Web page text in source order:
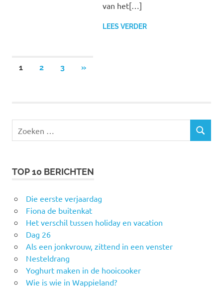
van het[…]
LEES VERDER
Berichten
1 2 3
VOLGENDE
»
naar:
ZOEKEN
TOP 10 BERICHTEN
Die eerste verjaardag
Fiona de buitenkat
Het verschil tussen holiday en vacation
Dag 26
Als een jonkvrouw, zittend in een venster
Nesteldrang
Yoghurt maken in de hooicooker
Wie is wie in Wappieland?